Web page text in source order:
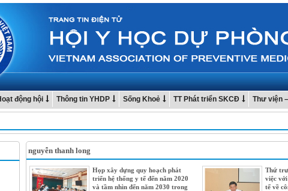
động hội Thông tin YHDP Sống Khoẻ TT Phát triển SKCĐ Thư viện
nguyễn thanh long
Họp xây dựng quy hoạch phát
triển hệ thống y tế đến năm 2020
và tầm nhìn đến năm 2030 trong
Thứ
việc
tế về